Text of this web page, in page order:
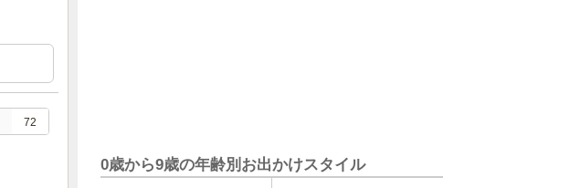
72
0歳から9歳の年齢別お出かけスタイル